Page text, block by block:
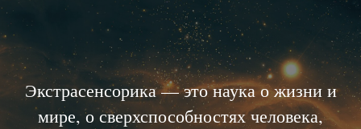
Экстрасенсорика — это наука о жизни и
мире, о сверхспособностях человека,